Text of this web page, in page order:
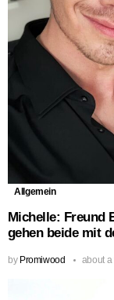
Allgemein
Michelle: Freund
gehen beide mit
by Promiwood about a